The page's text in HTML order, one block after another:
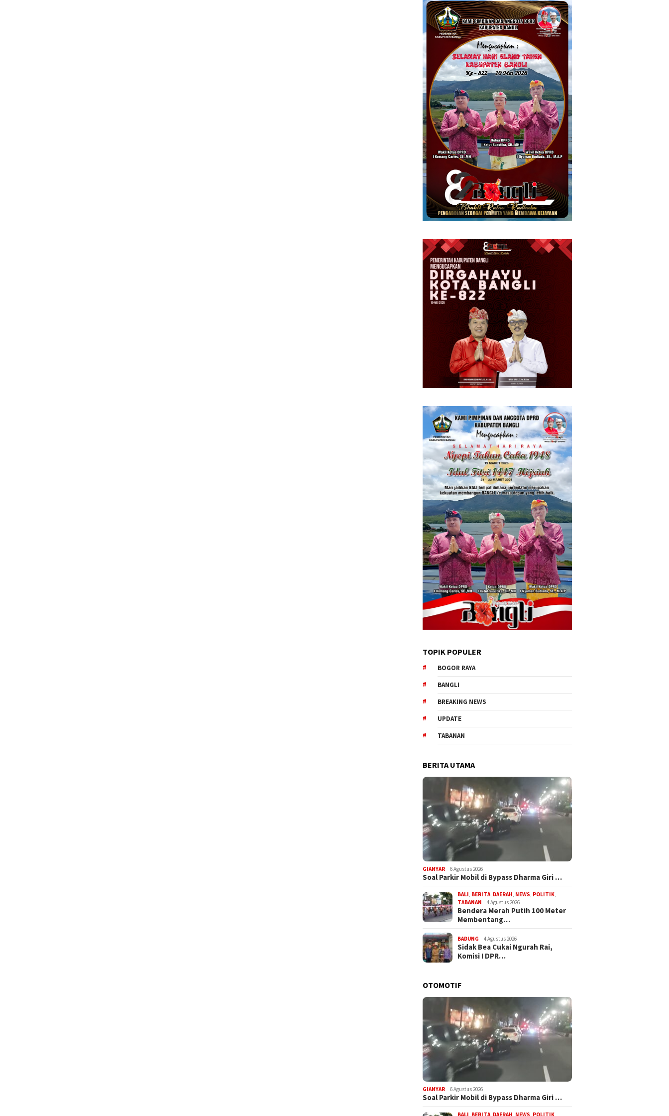
TOPIK POPULER
BOGOR RAYA
BANGLI
BREAKING NEWS
UPDATE
TABANAN
BERITA UTAMA
GIANYAR 6 Agustus 2026
Soal Parkir Mobil di Bypass Dharma Giri …
BALI, BERITA, DAERAH, NEWS, POLITIK,
TABANAN
4 Agustus 2026
Bendera Merah Putih 100 Meter
Membentang…
BADUNG 4 Agustus 2026
Sidak Bea Cukai Ngurah Rai,
Komisi I DPR…
OTOMOTIF
GIANYAR 6 Agustus 2026
Soal Parkir Mobil di Bypass Dharma Giri …
BALI BERITA DAERAH NEWS POLITIK